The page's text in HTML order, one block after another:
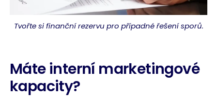
Tvořte si finanční rezervu pro případné řešení sporů.
Máte interní marketingové
kapacity?